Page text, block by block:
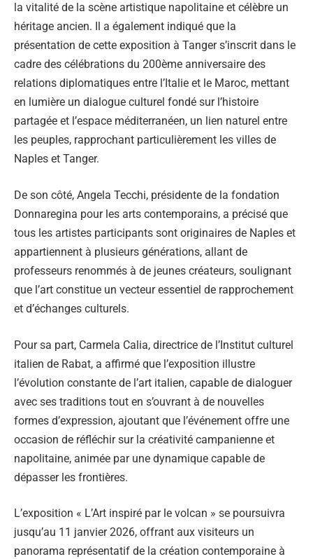
la vitalité de la scène artistique napolitaine et célèbre un
héritage ancien. Il a également indiqué que la
présentation de cette exposition à Tanger s’inscrit dans le
cadre des célébrations du 200ème anniversaire des
relations diplomatiques entre l’Italie et le Maroc, mettant
en lumière un dialogue culturel fondé sur l’histoire
partagée et l’espace méditerranéen, un lien naturel entre
les peuples, rapprochant particulièrement les villes de
Naples et Tanger.
De son côté, Angela Tecchi, présidente de la fondation
Donnaregina pour les arts contemporains, a précisé que
tous les artistes participants sont originaires de Naples et
appartiennent à plusieurs générations, allant de
professeurs renommés à de jeunes créateurs, soulignant
que l’art constitue un vecteur essentiel de rapprochement
et d’échanges culturels.
Pour sa part, Carmela Calia, directrice de l’Institut culturel
italien de Rabat, a affirmé que l’exposition illustre
l’évolution constante de l’art italien, capable de dialoguer
avec ses traditions tout en s’ouvrant à de nouvelles
formes d’expression, ajoutant que l’événement offre une
occasion de réfléchir sur la créativité campanienne et
napolitaine, animée par une dynamique capable de
dépasser les frontières.
L’exposition « L’Art inspiré par le volcan » se poursuivra
jusqu’au 11 janvier 2026, offrant aux visiteurs un
panorama représentatif de la création contemporaine à